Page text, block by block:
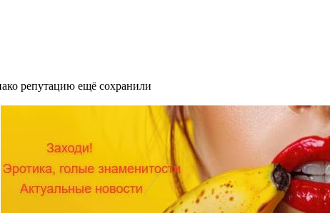
репутацию ещё сохранили